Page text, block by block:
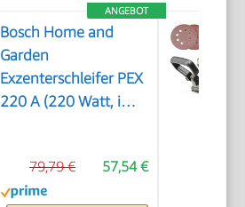
ANGEBOT
Bosch Home and
Garden
Exzenterschleifer PEX
220 A (220 Watt, im
57,54 €
79,79 €